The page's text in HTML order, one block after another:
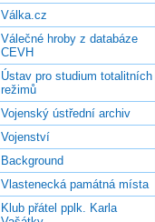
Válka.cz
Válečné hroby z databáze
CEVH
Ústav pro studium totalitních
režimů
Vojenský ústřední archiv
Vojenství
Background
Vlastenecká památná místa
Klub přátel pplk. Karla